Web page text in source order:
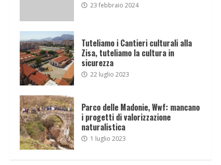
23 febbraio 2024
Tuteliamo i Cantieri culturali alla
Zisa, tuteliamo la cultura in
sicurezza
22 luglio 2023
Parco delle Madonie, Wwf: mancano
i progetti di valorizzazione
naturalistica
1 luglio 2023